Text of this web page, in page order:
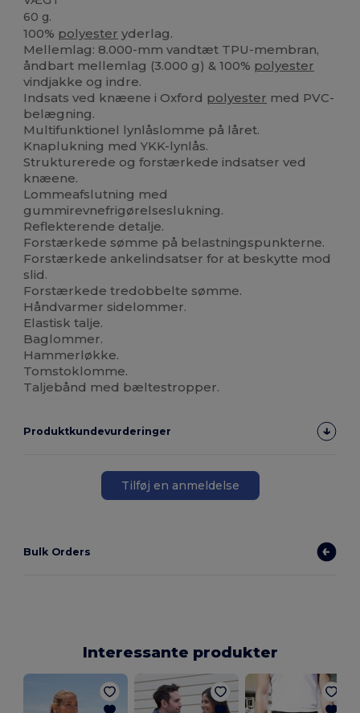
60 g.
100% polyester yderlag.
Mellemlag: 8.000-mm vandtæt TPU-membran,
åndbart mellemlag (3.000 g) & 100% polyester
vindjakke og indre.
Indsats ved knæene i Oxford polyester med PVC-
belægning.
Multifunktionel lynlåslomme på låret.
Knaplukning med YKK-lynlås.
Strukturerede og forstærkede indsatser ved
knæene.
Lommeafslutning med
gummirevnefrigørelseslukning.
Reflekterende detalje.
Forstærkede sømme på belastningspunkterne.
Forstærkede ankelindsatser for at beskytte mod
slid.
Forstærkede tredobbelte sømme.
Håndvarmer sidelommer.
Elastisk talje.
Baglommer.
Hammerløkke.
Tomstoklomme.
Taljebånd med bæltestropper.
Produktkundevurderinger
Tilføj en anmeldelse
Bulk Orders
Interessante produkter